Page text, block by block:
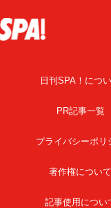
日刊SPA！につ
PR記事一覧
プライバシーポリ
著作権につい
記事使用につい